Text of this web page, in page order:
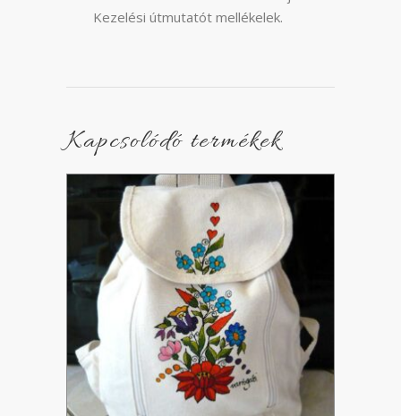
Kezelési útmutatót mellékelek.
Kapcsolódó termékek